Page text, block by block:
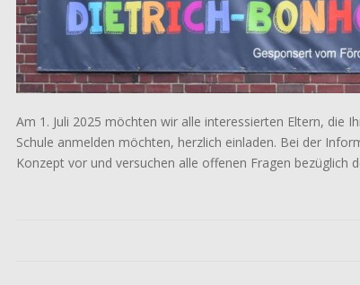
Am 1. Juli 2025 möchten wir alle interessierten Eltern, die
Schule anmelden möchten, herzlich einladen. Bei der
Konzept vor und versuchen alle offenen Fragen bezüglich